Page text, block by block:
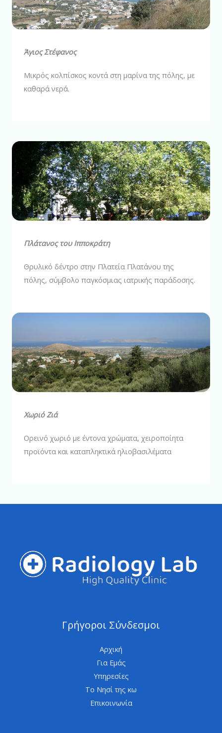
Άγιος Στέφανος
Μικρός κολπίσκος κοντά στη μαρίνα της πόλης, με
καθαρά νερά.
Πλάτανος του Ιπποκράτη
Θρυλικό δέντρο στην Πλατεία Πλατάνου της
πόλης, σύμβολο παγκόσμιας ιατρικής παράδοσης.
Χωριό Ζιά
Ορεινό χωριό με έντονα χρώματα, χειροποίητα
προϊόντα και καταπληκτικά ηλιοβασιλέματα
Γρήγοροι Σύνδεσμοι
Αρχική
Για Εμάς
Υπηρεσίες
Το Νησί της κω
Επικοινωνία